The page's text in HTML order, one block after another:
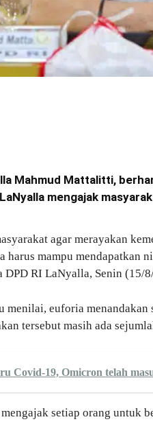
Mahmud Mattalitti,
mengajak
agar merayakan
harus mampu mendapatkan
DPD RI LaNyalla, Senin (15/
menilai, euforia
tersebut masih ada
Covid-19, Omicron telah
setiap orang untuk